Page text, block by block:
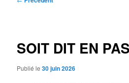
SOIT DIT EN
Publié le30 juin 2026